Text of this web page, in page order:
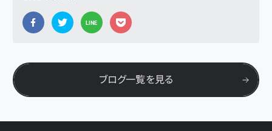
LINE
ブログ一覧を見る